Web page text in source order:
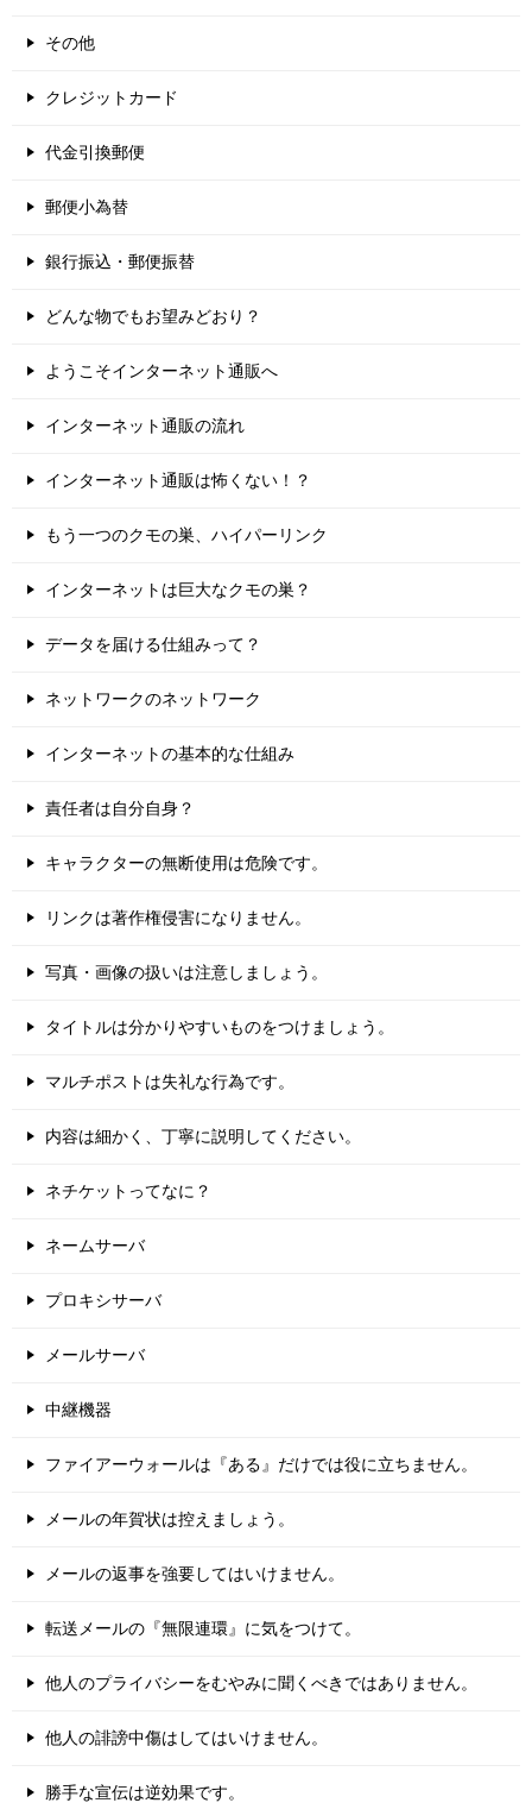
その他
クレジットカード
代金引換郵便
郵便小為替
銀行振込・郵便振替
どんな物でもお望みどおり？
ようこそインターネット通販へ
インターネット通販の流れ
インターネット通販は怖くない！？
もう一つのクモの巣、ハイパーリンク
インターネットは巨大なクモの巣？
データを届ける仕組みって？
ネットワークのネットワーク
インターネットの基本的な仕組み
責任者は自分自身？
キャラクターの無断使用は危険です。
リンクは著作権侵害になりません。
写真・画像の扱いは注意しましょう。
タイトルは分かりやすいものをつけましょう。
マルチポストは失礼な行為です。
内容は細かく、丁寧に説明してください。
ネチケットってなに？
ネームサーバ
プロキシサーバ
メールサーバ
中継機器
ファイアーウォールは『ある』だけでは役に立ちません。
メールの年賀状は控えましょう。
メールの返事を強要してはいけません。
転送メールの『無限連環』に気をつけて。
他人のプライバシーをむやみに聞くべきではありません。
他人の誹謗中傷はしてはいけません。
勝手な宣伝は逆効果です。